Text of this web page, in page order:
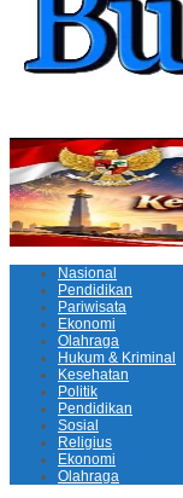
Nasional
Pendidikan
Pariwisata
Ekonomi
Olahraga
Hukum & Kriminal
Kesehatan
Politik
Pendidikan
Sosial
Religius
Ekonomi
Olahraga